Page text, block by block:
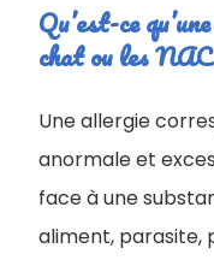
Qu’est-ce
chat ou les
Une allergie
anormale et
face à une
aliment, parasite,